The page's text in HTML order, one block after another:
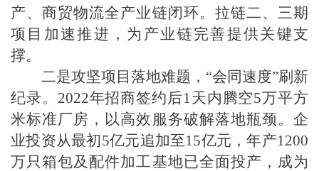
产、商贸物流全产业链闭环。拉链二、三期
项目加速推进，为产业链完善提供关键支
撑。
二是攻坚项目落地难题，“会同速度”刷新
纪录。2022年招商签约后1天内腾空5万平方
米标准厂房，以高效服务破解落地瓶颈。企
业投资从最初5亿元追加至15亿元，年产1200
万只箱包及配件加工基地已全面投产，成为